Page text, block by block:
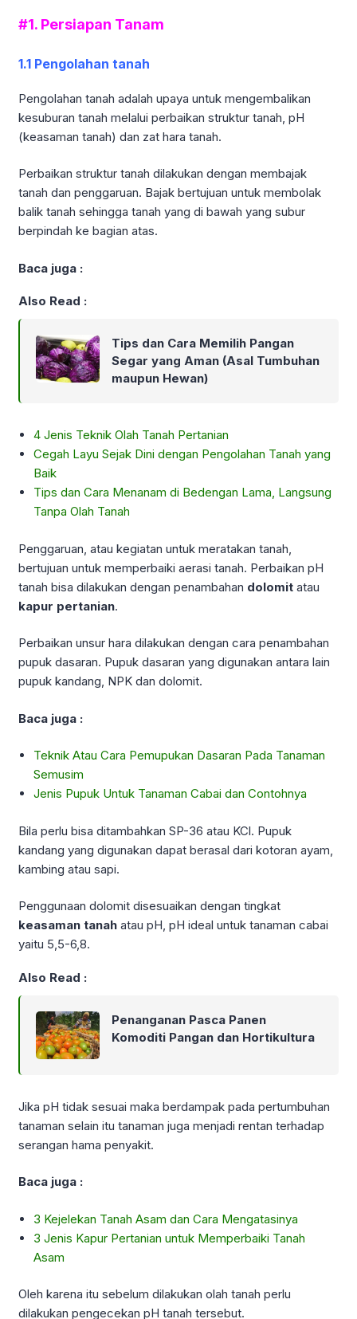
#1. Persiapan Tanam
1.1 Pengolahan tanah
Pengolahan tanah adalah upaya untuk mengembalikan
kesuburan tanah melalui perbaikan struktur tanah, pH
(keasaman tanah) dan zat hara tanah.
Perbaikan struktur tanah dilakukan dengan membajak
tanah dan penggaruan. Bajak bertujuan untuk membolak
balik tanah sehingga tanah yang di bawah yang subur
berpindah ke bagian atas.
Baca juga :
Also Read :
Tips dan Cara Memilih Pangan
Segar yang Aman (Asal Tumbuhan
maupun Hewan)
4 Jenis Teknik Olah Tanah Pertanian
Cegah Layu Sejak Dini dengan Pengolahan Tanah yang
Baik
Tips dan Cara Menanam di Bedengan Lama, Langsung
Tanpa Olah Tanah
Penggaruan, atau kegiatan untuk meratakan tanah,
bertujuan untuk memperbaiki aerasi tanah. Perbaikan pH
tanah bisa dilakukan dengan penambahan dolomit atau
kapur pertanian.
Perbaikan unsur hara dilakukan dengan cara penambahan
pupuk dasaran. Pupuk dasaran yang digunakan antara lain
pupuk kandang, NPK dan dolomit.
Baca juga :
Teknik Atau Cara Pemupukan Dasaran Pada Tanaman
Semusim
Jenis Pupuk Untuk Tanaman Cabai dan Contohnya
Bila perlu bisa ditambahkan SP-36 atau KCl. Pupuk
kandang yang digunakan dapat berasal dari kotoran ayam,
kambing atau sapi.
Penggunaan dolomit disesuaikan dengan tingkat
keasaman tanah atau pH, pH ideal untuk tanaman cabai
yaitu 5,5-6,8.
Also Read :
Penanganan Pasca Panen
Komoditi Pangan dan Hortikultura
Jika pH tidak sesuai maka berdampak pada pertumbuhan
tanaman selain itu tanaman juga menjadi rentan terhadap
serangan hama penyakit.
Baca juga :
3 Kejelekan Tanah Asam dan Cara Mengatasinya
3 Jenis Kapur Pertanian untuk Memperbaiki Tanah
Asam
Oleh karena itu sebelum dilakukan olah tanah perlu
dilakukan pengecekan pH tanah tersebut.